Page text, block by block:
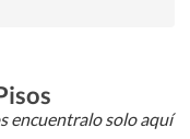
encuentralo solo aquí